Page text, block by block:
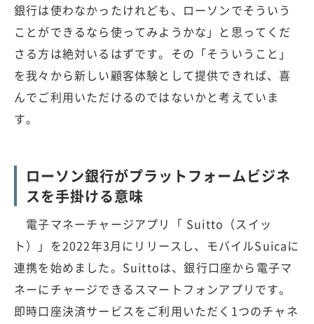
銀行は使わなかったけれども、ローソンでそういう
ことができるなら使ってみようかな」と思ってくだ
さる方は絶対いるはずです。その「そういうこと」
を我々から新しい顧客体験として提供できれば、喜
んでご利用いただけるのではないかと考えていま
す。
ローソン銀行がプラットフォームビジネ
スを手掛ける意味
電子マネーチャージアプリ「 Suitto（スイッ
ト）」を2022年3月にリリースし、モバイルSuicaに
連携を始めました。Suittoは、銀行口座から電子マ
ネーにチャージできるスマートフォンアプリです。
即時口座決済サービスをご利用いただく1つのチャネ